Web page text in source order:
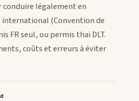
légalement en
international (Convention de
FR seul, ou permis thaï DLT.
coûts et erreurs à éviter